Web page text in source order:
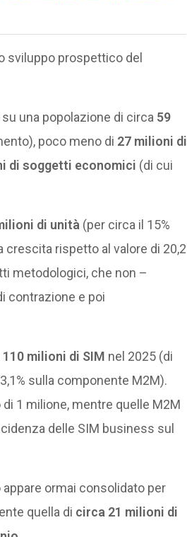
sviluppo prospettico del
una popolazione di circa 59
poco meno di 27 milioni di
di soggetti economici (di cui
di unità (per circa il 15%
crescita rispetto al valore di 20,2
metodologici, che non –
contrazione e poi
110 milioni di SIM nel 2025 (di
sulla componente M2M).
1 milione, mentre quelle M2M
delle SIM business sul
ormai consolidato per
quella di circa 21 milioni di